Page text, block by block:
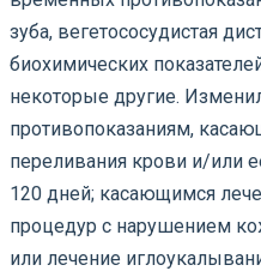
зуба, вегетососудистая
биохимических
некоторые другие.
противопоказаниям,
переливания крови и/или
120 дней; касающимся
процедур с нарушением
или лечение